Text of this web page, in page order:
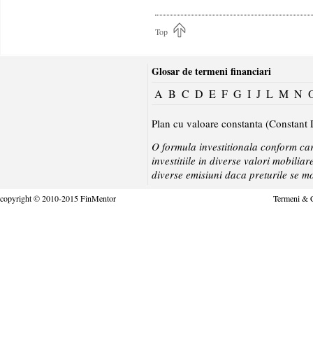
Top
Glosar de termeni financiari
A B C D E F G I J L M N
Plan cu valoare constanta (Constant
O formula investitionala conform
investitiile in diverse valori
diverse emisiuni daca preturile se
copyright © 2010-2015 FinMentor Termeni &